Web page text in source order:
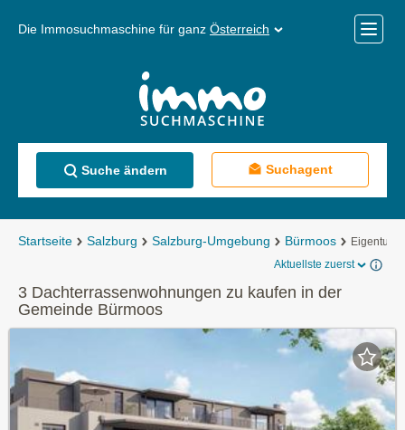
Die Immosuchmaschine für ganz Österreich
Menü
Suche ändern Suchagent
Startseite Salzburg Salzburg-Umgebung Bürmoos
Aktuellste zuerst
3 Dachterrassenwohnungen zu kaufen in der
Gemeinde Bürmoos